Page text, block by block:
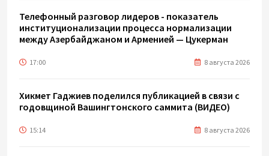
Телефонный разговор лидеров - показатель
институционализации процесса нормализации
между Азербайджаном и Арменией — Цукерман
17:00 8 августа 2026
Хикмет Гаджиев поделился публикацией в связи с
годовщиной Вашингтонского саммита (ВИДЕО)
15:14 8 августа 2026